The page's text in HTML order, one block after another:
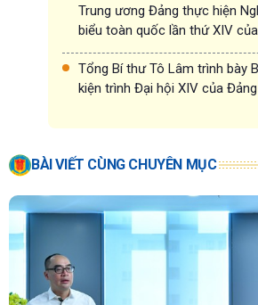
Trung ương Đảng thực hiện
biểu toàn quốc lần thứ XIV
Tổng Bí thư Tô Lâm trình bày
kiện trình Đại hội XIV của Đảng
BÀI VIẾT CÙNG CHUYÊN MỤC